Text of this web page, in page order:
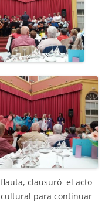
flauta, clausuró el acto
cultural para continuar